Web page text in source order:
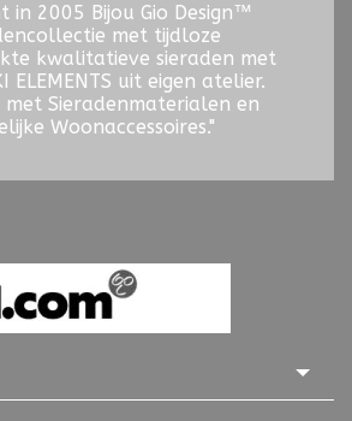
in 2005 Bijou Gio Design™
met tijdloze
kwalitatieve sieraden met
ELEMENTS uit eigen atelier.
met Sieradenmaterialen en
Woonaccessoires."